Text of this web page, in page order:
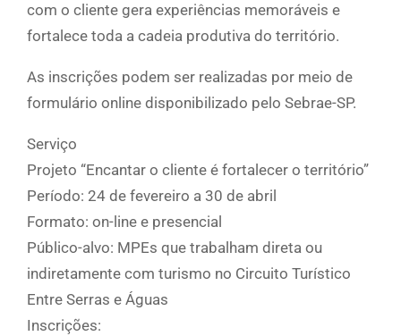
com o cliente gera experiências memoráveis e
fortalece toda a cadeia produtiva do território.
As inscrições podem ser realizadas por meio de
formulário online disponibilizado pelo Sebrae-SP.
Serviço
Projeto “Encantar o cliente é fortalecer o território”
Período: 24 de fevereiro a 30 de abril
Formato: on-line e presencial
Público-alvo: MPEs que trabalham direta ou
indiretamente com turismo no Circuito Turístico
Entre Serras e Águas
Inscrições: